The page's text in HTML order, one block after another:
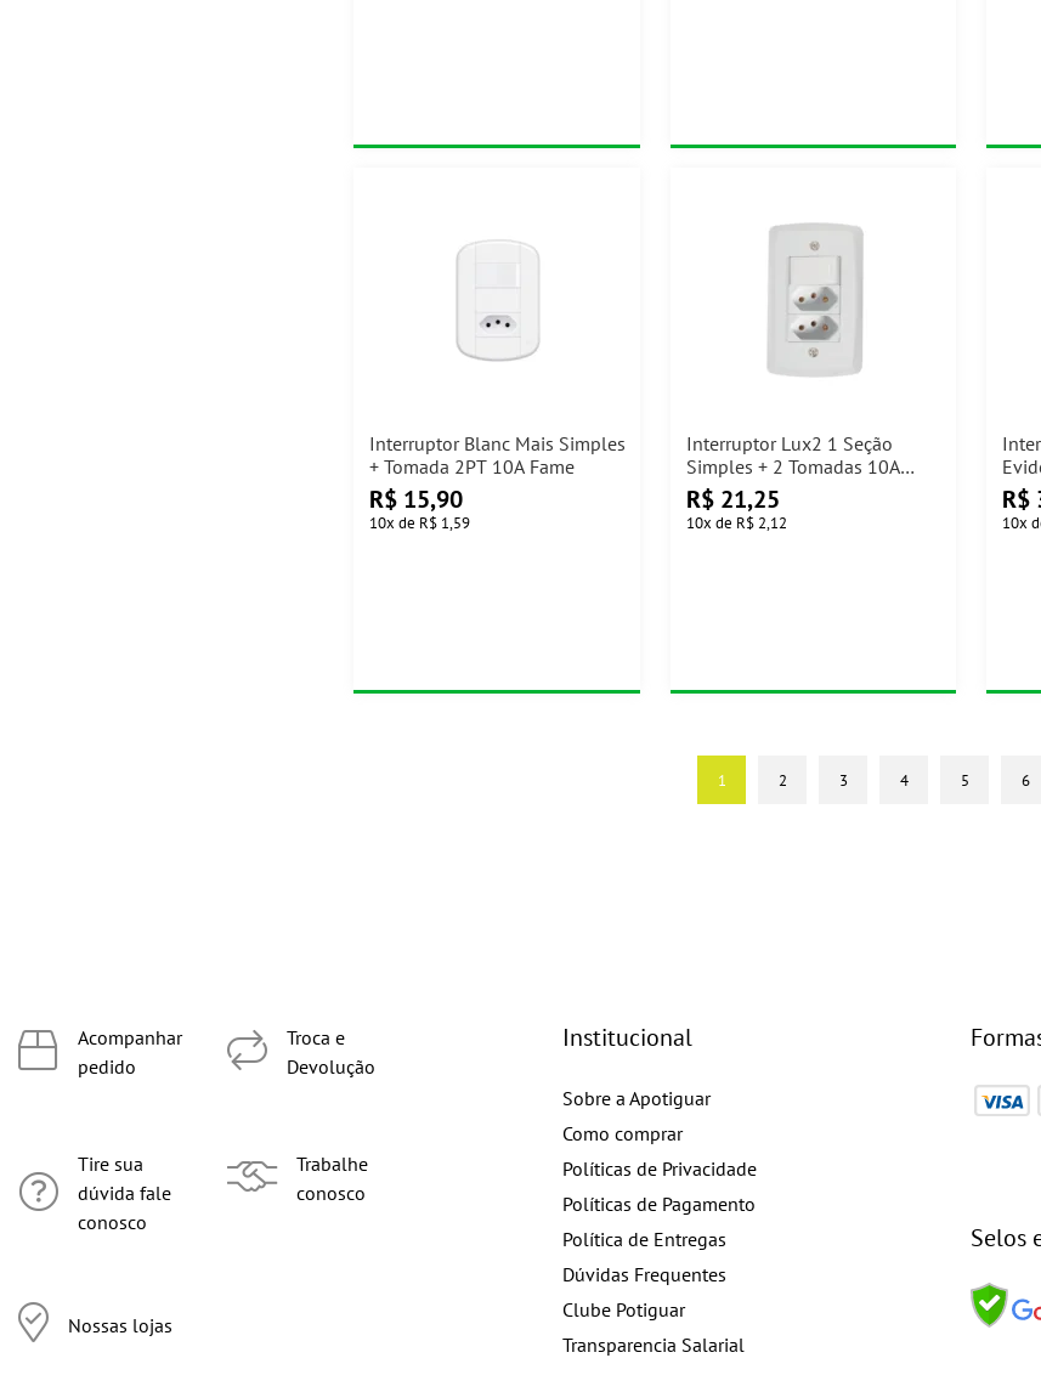
Interruptor Blanc Mais Simples
+ Tomada 2PT 10A Fame
R$ 15,90
10x de R$ 1,59
Interruptor Lux2 1 Seção
Simples + 2 Tomadas 10A
Ref.57145/087 Tramontina
R$ 21,25
10x de R$ 2,12
R$
10x
1 2 3 4 5 6
Acompanhar
pedido
Tire sua
dúvida fale
conosco
Nossas lojas
Troca e
Devolução
Trabalhe
conosco
Institucional
Sobre a Apotiguar
Como comprar
Políticas de Privacidade
Políticas de Pagamento
Política de Entregas
Dúvidas Frequentes
Clube Potiguar
Transparencia Salarial
Selos